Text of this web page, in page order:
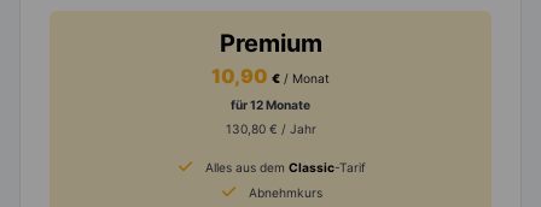
Premium
10,90 € / Monat
für 12 Monate
130,80 € / Jahr
Alles aus dem Classic-Tarif
Abnehmkurs